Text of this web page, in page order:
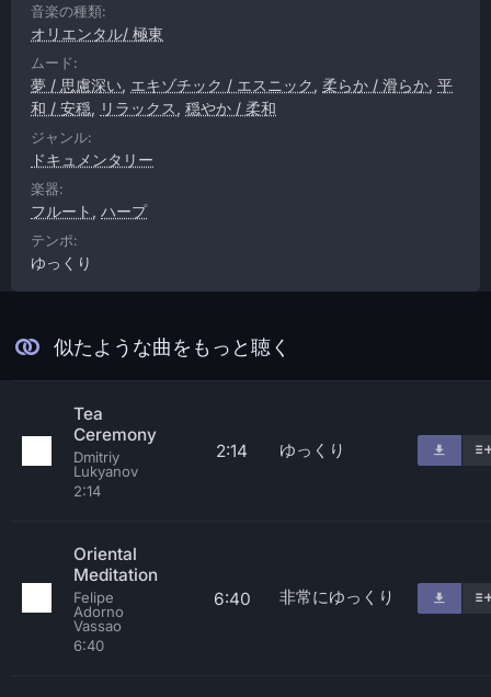
音楽の種類:
オリエンタル/ 極東
ムード:
夢 / 思慮深い, エキゾチック / エスニック , 柔らか / 滑らか, 平
和 / 安穏, リラックス , 穏やか / 柔和
ジャンル:
ドキュメンタリー
楽器:
フルート , ハープ
テンポ:
ゆっくり
似たような曲をもっと聴く
Tea
Ceremony
Dmitriy
Lukyanov
2:14
2:14 ゆっくり
Oriental
Meditation
Felipe
Adorno
Vassao
6:40
6:40 非常にゆっくり